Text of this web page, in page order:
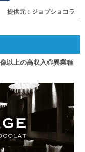
提供元：ジョブショコラ
像以上の高収入◎異業種